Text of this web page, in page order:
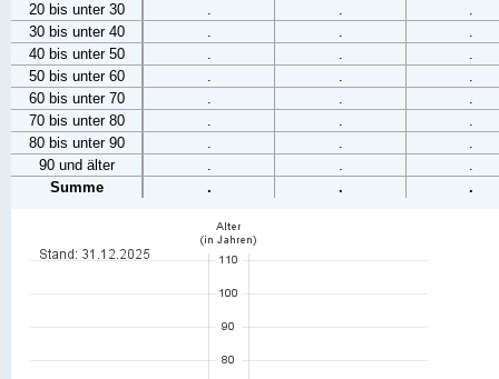
20 bis unter 30
. .
.
30 bis unter 40
. .
.
40 bis unter 50
. .
.
50 bis unter 60
. .
.
60 bis unter 70
. .
.
70 bis unter 80
. .
.
80 bis unter 90
. .
.
90 und älter
. .
.
Summe
. . .